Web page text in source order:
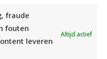
fraude
fouten
leveren
Altijd actief